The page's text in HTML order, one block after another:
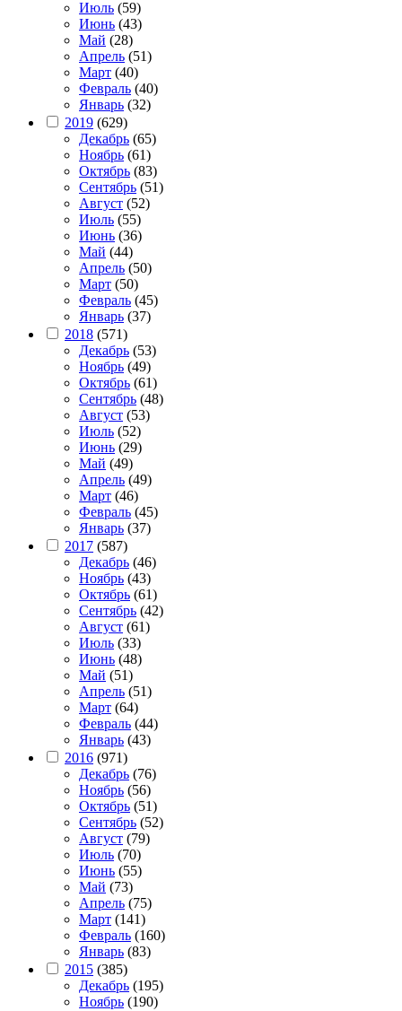
Июль (59)
Июнь (43)
Май (28)
Апрель (51)
Март (40)
Февраль (40)
Январь (32)
2019 (629)
Декабрь (65)
Ноябрь (61)
Октябрь (83)
Сентябрь (51)
Август (52)
Июль (55)
Июнь (36)
Май (44)
Апрель (50)
Март (50)
Февраль (45)
Январь (37)
2018 (571)
Декабрь (53)
Ноябрь (49)
Октябрь (61)
Сентябрь (48)
Август (53)
Июль (52)
Июнь (29)
Май (49)
Апрель (49)
Март (46)
Февраль (45)
Январь (37)
2017 (587)
Декабрь (46)
Ноябрь (43)
Октябрь (61)
Сентябрь (42)
Август (61)
Июль (33)
Июнь (48)
Май (51)
Апрель (51)
Март (64)
Февраль (44)
Январь (43)
2016 (971)
Декабрь (76)
Ноябрь (56)
Октябрь (51)
Сентябрь (52)
Август (79)
Июль (70)
Июнь (55)
Май (73)
Апрель (75)
Март (141)
Февраль (160)
Январь (83)
2015 (385)
Декабрь (195)
Ноябрь (190)